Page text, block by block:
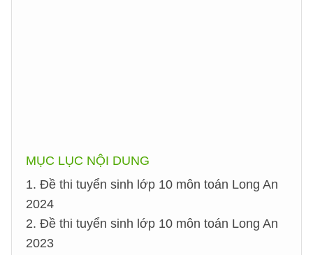
MỤC LỤC NỘI DUNG
1. Đề thi tuyển sinh lớp 10 môn toán Long An
2024
2. Đề thi tuyển sinh lớp 10 môn toán Long An
2023